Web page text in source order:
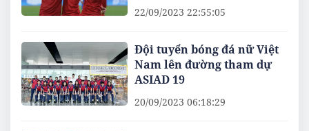
22/09/2023 22:55:05
Đội tuyển bóng đá nữ Việt
Nam lên đường tham dự
ASIAD 19
20/09/2023 06:18:29